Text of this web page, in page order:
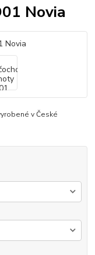
Novia
v České